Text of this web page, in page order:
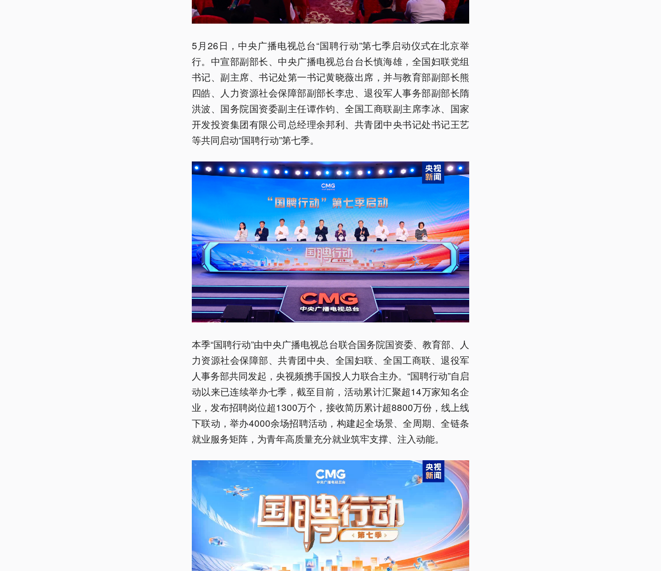
5月26日，中央广播电视总台“国聘行动”第七季启动仪式在北京举
行。中宣部副部长、中央广播电视总台台长慎海雄，全国妇联党组
书记、副主席、书记处第一书记黄晓薇出席，并与教育部副部长熊
四皓、人力资源社会保障部副部长李忠、退役军人事务部副部长隋
洪波、国务院国资委副主任谭作钧、全国工商联副主席李冰、国家
开发投资集团有限公司总经理余邦利、共青团中央书记处书记王艺
等共同启动“国聘行动”第七季。
本季“国聘行动”由中央广播电视总台联合国务院国资委、教育部、人
力资源社会保障部、共青团中央、全国妇联、全国工商联、退役军
人事务部共同发起，央视频携手国投人力联合主办。“国聘行动”自启
动以来已连续举办七季，截至目前，活动累计汇聚超14万家知名企
业，发布招聘岗位超1300万个，接收简历累计超8800万份，线上线
下联动，举办4000余场招聘活动，构建起全场景、全周期、全链条
就业服务矩阵，为青年高质量充分就业筑牢支撑、注入动能。